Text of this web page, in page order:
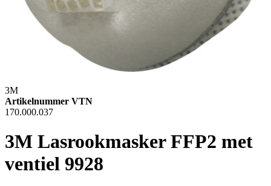
3M
Artikelnummer VTN
170.000.037
3M Lasrookmasker FFP2 met
ventiel 9928